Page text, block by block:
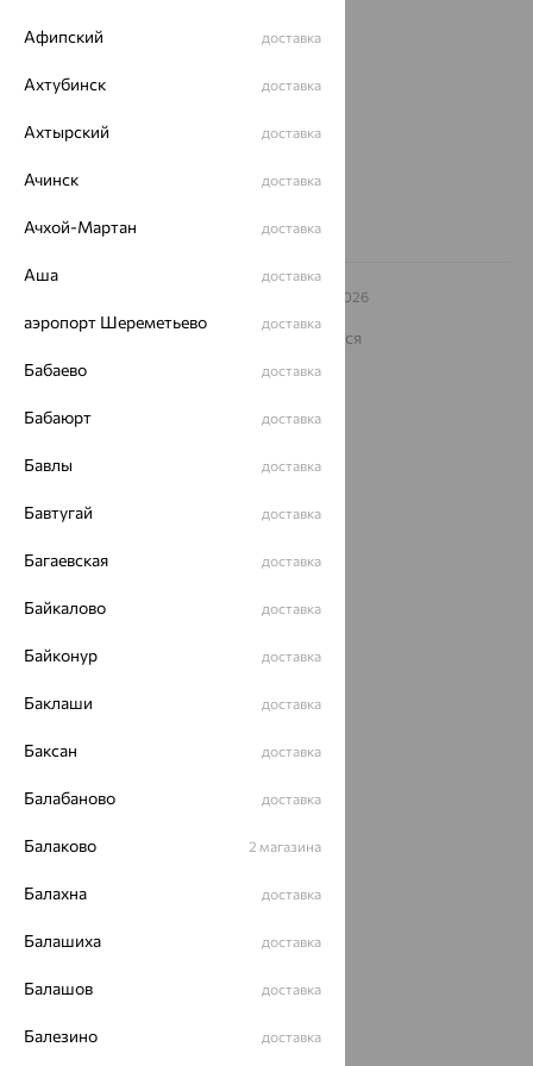
Магазины и доставка
еще 3
8 (800) 250-02-30
– 2026
Архив акций
Архив изделий
На информационном ресурсе применяются
Политика конфеденциальности
Афипский доставка
Ахтубинск доставка
Ахтырский доставка
Ачинск доставка
Ачхой-Мартан доставка
Аша доставка
аэропорт Шереметьево доставка
Бабаево доставка
Бабаюрт доставка
Бавлы доставка
Бавтугай доставка
Багаевская доставка
Байкалово доставка
Байконур доставка
Баклаши доставка
Баксан доставка
Балабаново доставка
Балаково 2 магазина
Балахна доставка
Балашиха доставка
Балашов доставка
Балезино доставка